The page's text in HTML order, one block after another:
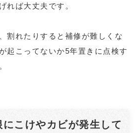
れば大丈夫です。
割れたりすると補修が難しくな
起こってないか5年置きに点検す
こけやカビが発生して